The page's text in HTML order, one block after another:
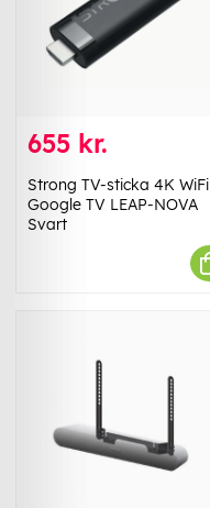
655 kr.
Strong TV-sticka 4K WiFi
Google TV LEAP-NOVA
Svart